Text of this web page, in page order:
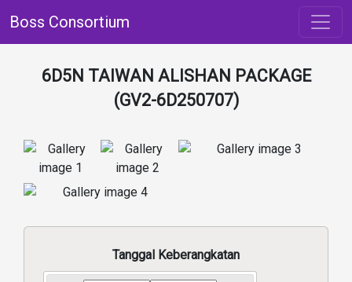
Boss Consortium
6D5N TAIWAN ALISHAN PACKAGE
(GV2-6D250707)
Tanggal Keberangkatan